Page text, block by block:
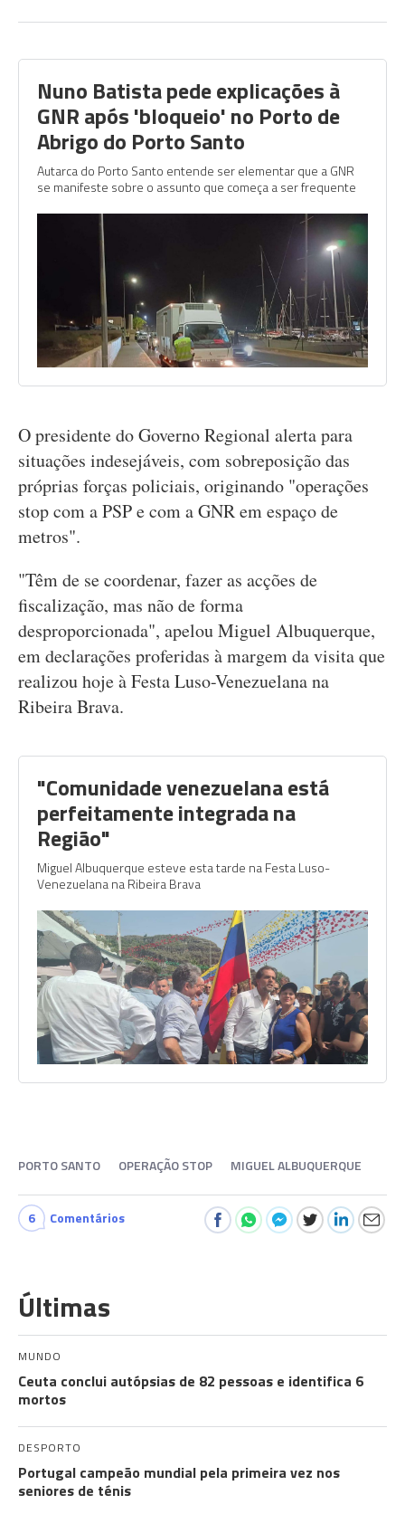
Nuno Batista pede explicações à
GNR após 'bloqueio' no Porto de
Abrigo do Porto Santo
Autarca do Porto Santo entende ser elementar que a GNR
se manifeste sobre o assunto que começa a ser frequente
O presidente do Governo Regional alerta para
situações indesejáveis, com sobreposição das
próprias forças policiais, originando "operações
stop com a PSP e com a GNR em espaço de
metros".
"Têm de se coordenar, fazer as acções de
fiscalização, mas não de forma
desproporcionada", apelou Miguel Albuquerque,
em declarações proferidas à margem da visita que
realizou hoje à Festa Luso-Venezuelana na
Ribeira Brava.
"Comunidade venezuelana está
perfeitamente integrada na
Região"
Miguel Albuquerque esteve esta tarde na Festa Luso-
Venezuelana na Ribeira Brava
PORTO SANTO OPERAÇÃO STOP MIGUEL ALBUQUERQUE
6 Comentários
Últimas
MUNDO
Ceuta conclui autópsias de 82 pessoas e identifica 6
mortos
DESPORTO
Portugal campeão mundial pela primeira vez nos
seniores de ténis